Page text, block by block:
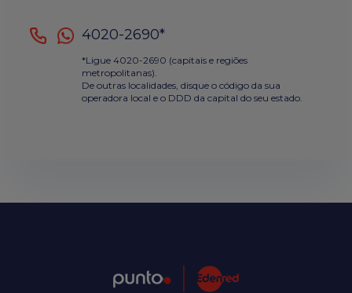
4020-2690*
*Ligue 4020-2690 (capitais e regiões
metropolitanas).
De outras localidades, disque o código da sua
operadora local e o DDD da capital do seu estado.